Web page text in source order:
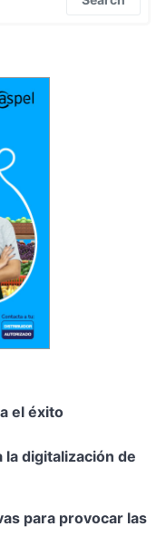
el éxito
la digitalización de
para provocar las